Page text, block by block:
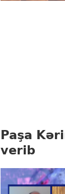
Paşa
verib